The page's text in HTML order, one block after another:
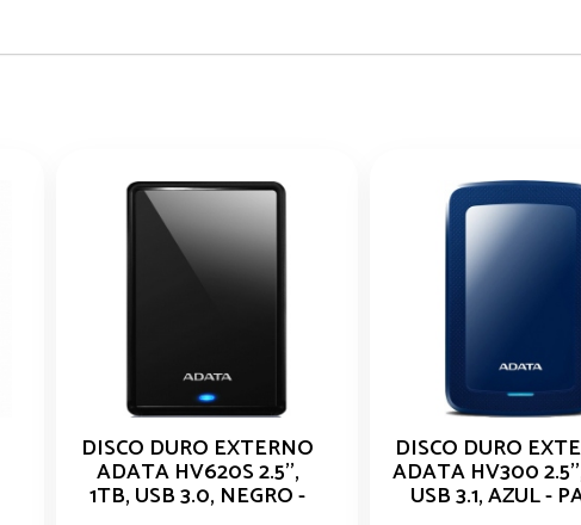
DISCO DURO EXTERNO
ADATA HV620S 2.5'',
1TB, USB 3.0, NEGRO -
DISCO DURO
ADATA HV300
USB 3.1, AZUL -